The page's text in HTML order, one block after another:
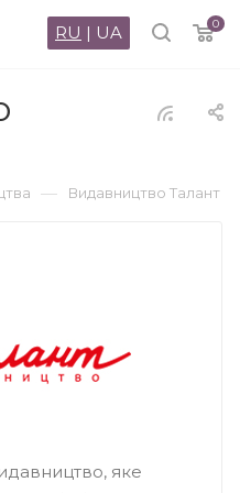
0
RU | UA
— Видавництво Талант
яке